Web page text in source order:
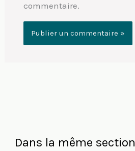
commentaire.
Dans la même section